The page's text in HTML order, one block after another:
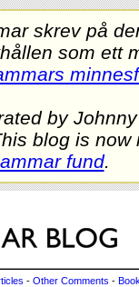
skrev på
som ett
by
blog is
fund.
- Other Comments -